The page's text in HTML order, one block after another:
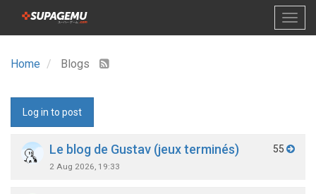
Home Blogs
Log in to post
Le blog de Gustav (jeux terminés)
2 Aug 2026, 19:33
55